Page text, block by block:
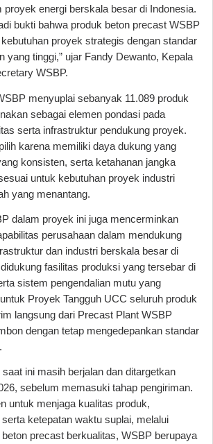
proyek energi berskala besar di Indonesia.
bukti bahwa produk beton precast WSBP
proyek strategis dengan standar
yang tinggi,” ujar Fandy Dewanto, Kepala
WSBP.
menyuplai sebanyak 11.089 produk
sebagai elemen pondasi pada
serta infrastruktur pendukung proyek.
karena memiliki daya dukung yang
konsisten, serta ketahanan jangka
untuk kebutuhan proyek industri
yang menantang.
dalam proyek ini juga mencerminkan
perusahaan dalam mendukung
dan industri berskala besar di
fasilitas produksi yang tersebar di
sistem pengendalian mutu yang
Proyek Tangguh UCC seluruh produk
langsung dari Precast Plant WSBP
dengan tetap mengedepankan standar
ini masih berjalan dan ditargetkan
sebelum memasuki tahap pengiriman.
untuk menjaga kualitas produk,
ketepatan waktu suplai, melalui
precast berkualitas, WSBP berupaya